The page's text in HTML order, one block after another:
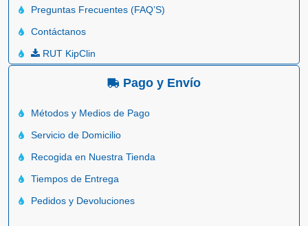
Preguntas Frecuentes (FAQ’S)
Contáctanos
RUT KipClin
Pago y Envío
Métodos y Medios de Pago
Servicio de Domicilio
Recogida en Nuestra Tienda
Tiempos de Entrega
Pedidos y Devoluciones